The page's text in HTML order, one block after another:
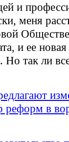
и
меня
и ее новая
Но так ли
реформ в